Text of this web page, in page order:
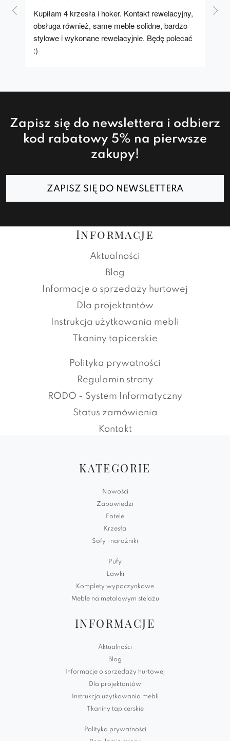
Kupiłam 4 krzesła i hoker. Kontakt rewelacyjny,
obsługa również, same meble solidne, bardzo
stylowe i wykonane rewelacyjnie. Będę polecać
:)
A
Zapisz się do newslettera i odbierz
kod rabatowy 5% na pierwsze
zakupy!
ZAPISZ SIĘ DO NEWSLETTERA
Informacje
Aktualności
Blog
Informacje o sprzedaży hurtowej
Dla projektantów
Instrukcja użytkowania mebli
Tkaniny tapicerskie
Polityka prywatności
Regulamin strony
RODO - System Informatyczny
Status zamówienia
Kontakt
KATEGORIE
Nowości
Zapowiedzi
Fotele
Krzesła
Sofy i narożniki
Pufy
Ławki
Komplety wypoczynkowe
Meble na metalowym stelażu
INFORMACJE
Aktualności
Blog
Informacje o sprzedaży hurtowej
Dla projektantów
Instrukcja użytkowania mebli
Tkaniny tapicerskie
Polityka prywatności